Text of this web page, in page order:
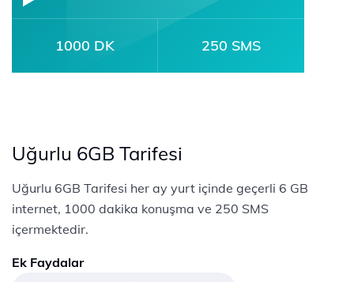
1000 DK 250 SMS
Uğurlu 6GB Tarifesi
Uğurlu 6GB Tarifesi her ay yurt içinde geçerli 6 GB
internet, 1000 dakika konuşma ve 250 SMS
içermektedir.
Ek Faydalar